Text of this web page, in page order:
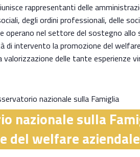
rappresentanti delle
degli ordini professionali, delle
operano nel settore del sostegno allo
di intervento la promozione del
delle tante esperienze
nazionale sulla Famiglia
nazionale sulla
del welfare aziendale